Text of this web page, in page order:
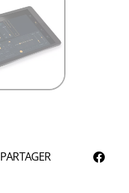
PARTAGER